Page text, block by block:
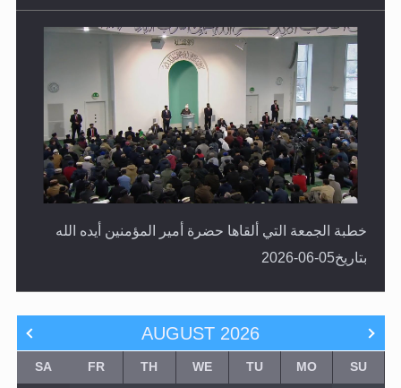
خطبة الجمعة التي ألقاها حضرة أمير المؤمنين أيده الله
بتاريخ05-06-2026
AUGUST 2026
SU
MO
TU
WE
TH
FR
SA